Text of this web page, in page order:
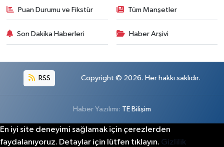
Puan Durumu ve Fikstür Tüm Manşetler
Son Dakika Haberleri Haber Arşivi
RSS Copyright © 2026. Her hakkı saklıdır.
Haber Yazılımı: TE Bilişim
En iyi site deneyimi sağlamak için çerezlerden
faydalanıyoruz. Detaylar için lütfen tıklayın. Gizlilik